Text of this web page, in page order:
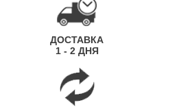
ДОСТАВКА
1 - 2 ДНЯ